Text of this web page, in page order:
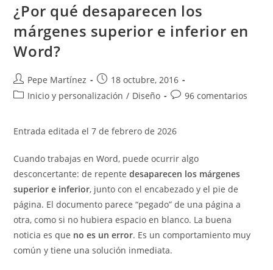
¿Por qué desaparecen los
márgenes superior e inferior en
Word?
Autor
de
Pepe Martínez
Publicación
de
18 octubre, 2016
Categoría
entrada:
Inicio y personalización / Diseño
Comentarios
entrada:
96 comentarios
Entrada editada el 7 de febrero de 2026
Cuando trabajas en Word, puede ocurrir algo
desconcertante: de repentedesaparecen los márgenes
superior e inferior, junto con el encabezado y el pie de
página. El documento parece “pegado” de una página a
otra, como si no hubiera espacio en blanco. La buena
noticia es que no es un error. Es un comportamiento muy
común y tiene una solución inmediata.